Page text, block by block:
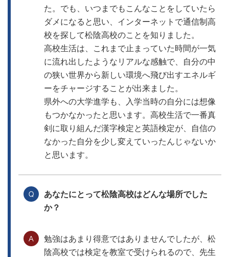
た。でも、いつまでもこんなことをしていたら
ダメになると思い、インターネットで通信制高
校を探して松陰高校のことを知りました。
高校生活は、これまで止まっていた時間が一気
に流れ出したようなリアルな感触で、自分の中
の狭い世界から新しい環境へ飛び出すエネルギ
ーをチャージすることが出来ました。
県外への大学進学も、入学当時の自分には想像
もつかなかったと思います。高校生活で一番真
剣に取り組んだ漢字検定と英語検定が、自信の
なかった自分を少し変えていったんじゃないか
と思います。
あなたにとって松陰高校はどんな場所でした
か？
勉強はあまり得意ではありませんでしたが、松
陰高校では検定を教室で受けられるので、先生